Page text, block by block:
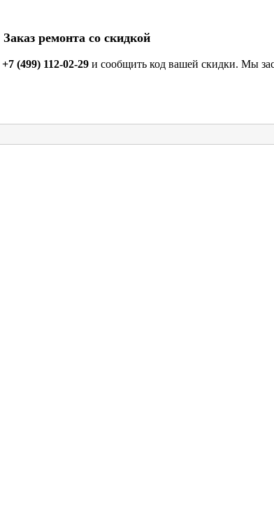
Заказ ремонта со скидкой
+7 (499) 112-02-29 и сообщить код вашей скидки. Мы